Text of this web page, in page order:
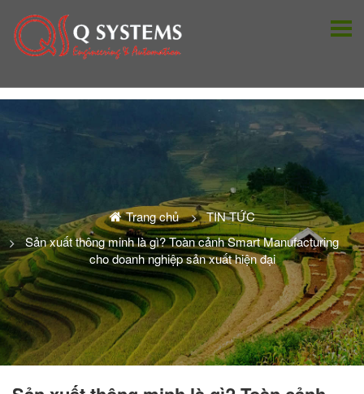
Trang chủ
TIN TỨC
Sản xuất thông minh là gì? Toàn cảnh Smart Manufacturing
cho doanh nghiệp sản xuất hiện đại